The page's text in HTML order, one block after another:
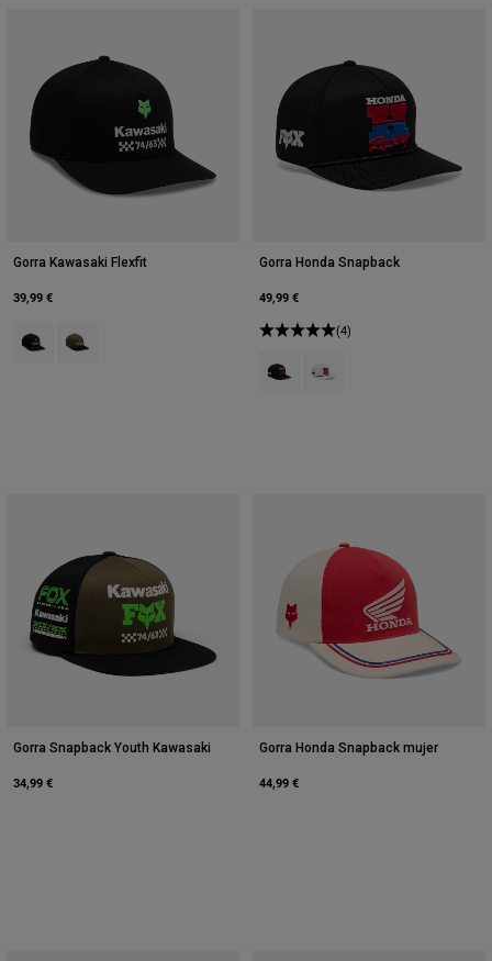
Gorra Kawasaki Flexfit
39,99 €
Product swatch type of Negro.
Product swatch type of Verde Oliva.
Gorra Honda Snapback
49,99 €
(4)
Product swatch type of Negro.
Gorra Snapback Youth Kawasaki
34,99 €
Gorra Honda Snapback mujer
44,99 €